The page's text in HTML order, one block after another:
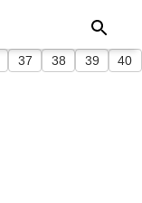
37 38 39 40